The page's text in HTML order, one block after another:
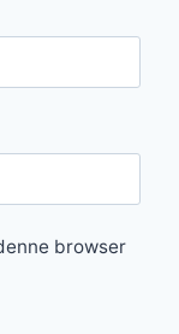
browser